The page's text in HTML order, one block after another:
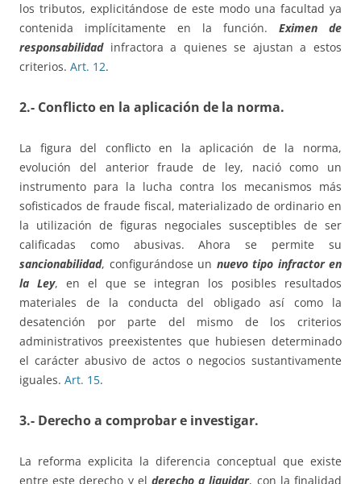
los tributos, explicitándose de este modo una facultad ya
contenida implícitamente en la función. Eximen de
responsabilidadinfractora a quienes se ajustan a estos
criterios. Art. 12.
2.- Conflicto en la aplicación de la norma.
La figura del conflicto en la aplicación de la norma,
evolución del anterior fraude de ley, nació como un
instrumento para la lucha contra los mecanismos más
sofisticados de fraude fiscal, materializado de ordinario en
la utilización de figuras negociales susceptibles de ser
calificadas como abusivas. Ahora se permite su
sancionabilidad, configurándose un nuevo tipo infractor en
la Ley, en el que se integran los posibles resultados
materiales de la conducta del obligado así como la
desatención por parte del mismo de los criterios
administrativos preexistentes que hubiesen determinado
el carácter abusivo de actos o negocios sustantivamente
iguales. Art. 15.
3.- Derecho a comprobar e investigar.
La reforma explicita la diferencia conceptual que existe
entre este derecho y el derecho a liquidar, con la finalidad